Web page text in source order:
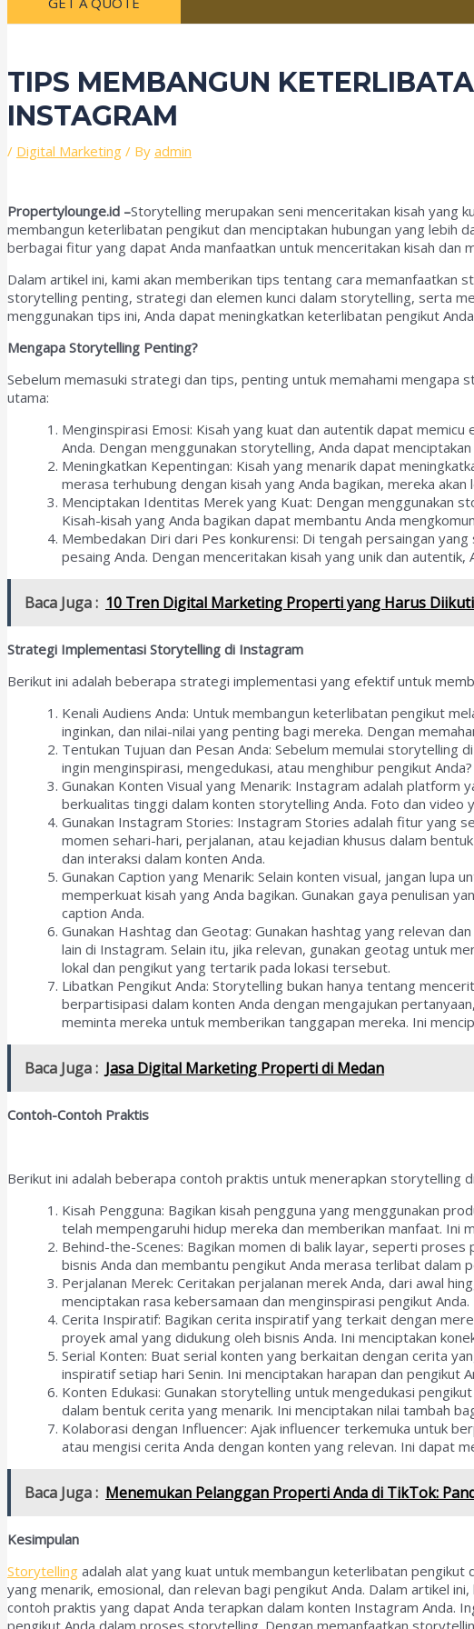
TIPS MEMBANGUN
INSTAGRAM
/ Digital Marketing / By admin
Propertylounge.id –Storytelling merupakan seni menceritakan kisah yang
membangun keterlibatan pengikut dan menciptakan hubungan yang lebih
berbagai fitur yang dapat Anda manfaatkan untuk menceritakan kisah dan
Dalam artikel ini, kami akan memberikan tips tentang cara
storytelling penting, strategi dan elemen kunci dalam storytelling, serta
menggunakan tips ini, Anda dapat meningkatkan keterlibatan pengikut
Mengapa Storytelling Penting?
Sebelum memasuki strategi dan tips, penting untuk memahami
utama:
Menginspirasi Emosi: Kisah yang kuat dan autentik dapat
Anda. Dengan menggunakan storytelling, Anda dapat
Meningkatkan Kepentingan: Kisah yang menarik dapat
merasa terhubung dengan kisah yang Anda bagikan, mereka
Menciptakan Identitas Merek yang Kuat: Dengan menggunakan
Kisah-kisah yang Anda bagikan dapat membantu Anda
Membedakan Diri dari Pes konkurensi: Di tengah persaingan
pesaing Anda. Dengan menceritakan kisah yang unik dan
Baca Juga : 10 Tren Digital Marketing Properti yang Harus
Strategi Implementasi Storytelling di Instagram
Berikut ini adalah beberapa strategi implementasi yang efektif untuk
Kenali Audiens Anda: Untuk membangun keterlibatan pengikut
inginkan, dan nilai-nilai yang penting bagi mereka. Dengan
Tentukan Tujuan dan Pesan Anda: Sebelum memulai storytelling
ingin menginspirasi, mengedukasi, atau menghibur pengikut
Gunakan Konten Visual yang Menarik: Instagram adalah platform
berkualitas tinggi dalam konten storytelling Anda. Foto dan video
Gunakan Instagram Stories: Instagram Stories adalah fitur yang
momen sehari-hari, perjalanan, atau kejadian khusus dalam
dan interaksi dalam konten Anda.
Gunakan Caption yang Menarik: Selain konten visual, jangan
memperkuat kisah yang Anda bagikan. Gunakan gaya penulisan
caption Anda.
Gunakan Hashtag dan Geotag: Gunakan hashtag yang relevan
lain di Instagram. Selain itu, jika relevan, gunakan geotag untuk
lokal dan pengikut yang tertarik pada lokasi tersebut.
Libatkan Pengikut Anda: Storytelling bukan hanya tentang
berpartisipasi dalam konten Anda dengan mengajukan
meminta mereka untuk memberikan tanggapan mereka. Ini
Baca Juga : Jasa Digital Marketing Properti di Medan
Contoh-Contoh Praktis
Berikut ini adalah beberapa contoh praktis untuk menerapkan storytelling
Kisah Pengguna: Bagikan kisah pengguna yang menggunakan
telah mempengaruhi hidup mereka dan memberikan manfaat. Ini
Behind-the-Scenes: Bagikan momen di balik layar, seperti
bisnis Anda dan membantu pengikut Anda merasa terlibat dalam
Perjalanan Merek: Ceritakan perjalanan merek Anda, dari awal
menciptakan rasa kebersamaan dan menginspirasi pengikut Anda.
Cerita Inspiratif: Bagikan cerita inspiratif yang terkait dengan
proyek amal yang didukung oleh bisnis Anda. Ini menciptakan
Serial Konten: Buat serial konten yang berkaitan dengan cerita
inspiratif setiap hari Senin. Ini menciptakan harapan dan pengikut
Konten Edukasi: Gunakan storytelling untuk mengedukasi
dalam bentuk cerita yang menarik. Ini menciptakan nilai tambah
Kolaborasi dengan Influencer: Ajak influencer terkemuka untuk
atau mengisi cerita Anda dengan konten yang relevan. Ini dapat
Baca Juga : Menemukan Pelanggan Properti Anda di TikTok:
Kesimpulan
Storytelling adalah alat yang kuat untuk membangun keterlibatan
yang menarik, emosional, dan relevan bagi pengikut Anda. Dalam artikel
contoh praktis yang dapat Anda terapkan dalam konten Instagram Anda.
pengikut Anda dalam proses storytelling. Dengan memanfaatkan